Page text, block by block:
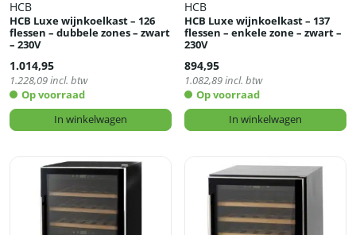
HCB
HCB Luxe wijnkoelkast – 126
flessen – dubbele zones – zwart
– 230V
1.014,95
1.228,09incl. btw
Op voorraad
In winkelwagen
HCB
HCB Luxe wijnkoelkast – 137
flessen – enkele zone – zwart –
230V
894,95
1.082,89incl. btw
Op voorraad
In winkelwagen